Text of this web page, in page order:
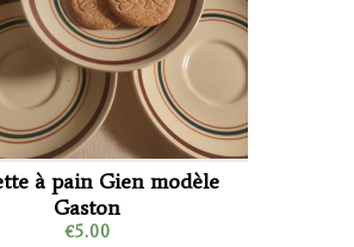
à pain Gien modèle
Gaston
€5.00